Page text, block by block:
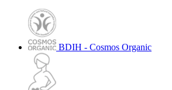
BDIH - Cosmos Organic